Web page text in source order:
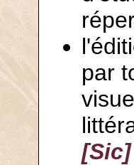
par
[Sic]